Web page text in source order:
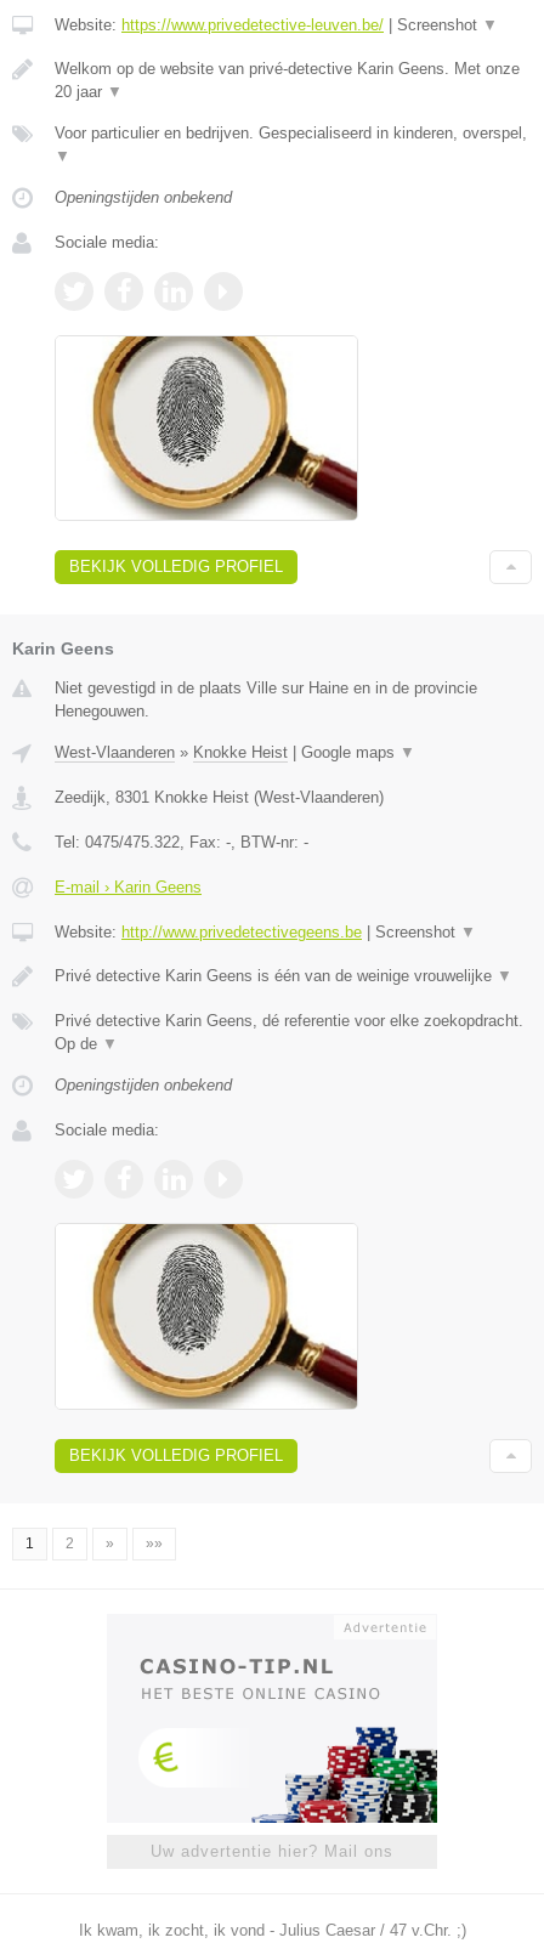
Website: https://www.privedetective-leuven.be/ | Screenshot ▼
Welkom op de website van privé-detective Karin Geens. Met onze
20 jaar ▼
Voor particulier en bedrijven. Gespecialiseerd in kinderen, overspel,
▼
Openingstijden onbekend
Sociale media:
BEKIJK VOLLEDIG PROFIEL
Karin Geens
Niet gevestigd in de plaats Ville sur Haine en in de provincie
Henegouwen.
West-Vlaanderen » Knokke Heist Google maps ▼
Zeedijk, 8301 Knokke Heist (West-Vlaanderen)
Tel: 0475/475.322, Fax: -, BTW-nr: -
E-mail › Karin Geens
Website: http://www.privedetectivegeens.be Screenshot ▼
Privé detective Karin Geens is één van de weinige vrouwelijke ▼
Privé detective Karin Geens, dé referentie voor elke zoekopdracht.
Op de ▼
Openingstijden onbekend
Sociale media:
BEKIJK VOLLEDIG PROFIEL
1 2 » »»
Uw advertentie hier? Mail ons
Ik kwam, ik zocht, ik vond - Julius Caesar / 47 v.Chr. ;)